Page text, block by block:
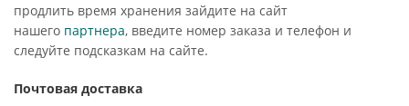
продлить время хранения зайдите на сайт
нашего партнера, введите номер заказа и телефон и
следуйте подсказкам на сайте.
Почтовая доставка